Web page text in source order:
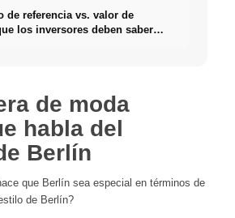
de referencia vs. valor de
los inversores deben saber
de moda
habla del
Berlín
que Berlín sea especial en términos de
de Berlín?